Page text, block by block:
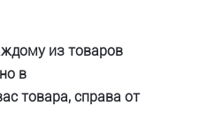
из товаров
в
товара, справа от